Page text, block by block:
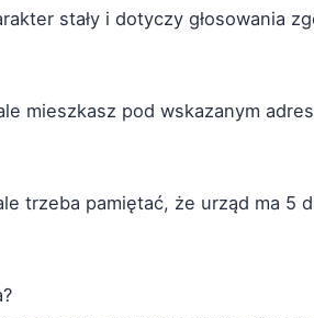
stały i dotyczy głosowania
mieszkasz pod wskazanym
trzeba pamiętać, że urząd ma 5